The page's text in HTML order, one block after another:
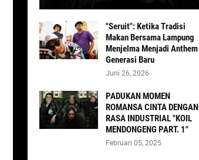
"Seruit": Ketika Tradisi
Makan Bersama Lampung
Menjelma Menjadi Anthem
Generasi Baru
Juni 26, 2026
PADUKAN MOMEN
ROMANSA CINTA DENGAN
RASA INDUSTRIAL "KOIL
MENDONGENG PART. 1"
Februari 05, 2025